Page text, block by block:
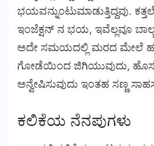
ಭಯವನ್ನುಂಟುಮಾಡುತ್ತಿದ್ದವು.
ಇಂಜೆಕ್ಷನ್ ನ ಭಯ, ಇವೆಲ್ಲವೂ
ಅದೇ ಸಮಯದಲ್ಲಿ ಮರದ ಮೇಲೆ
ಗೋಡೆಯಿಂದ ಜಿಗಿಯುವುದು, ಹೊಸ
ಅನ್ವೇಷಿಸುವುದು ಇಂತಹ ಸಣ್ಣ
ಕಲಿಕೆಯ ನೆನಪುಗಳು